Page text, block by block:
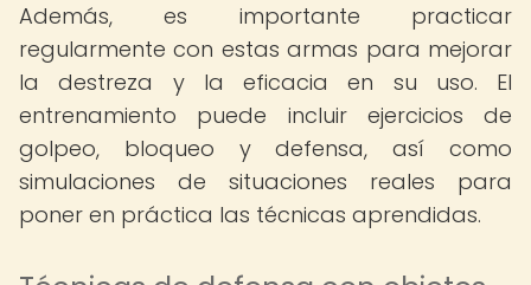
Además, es importante practicar
regularmente con estas armas para mejorar
la destreza y la eficacia en su uso. El
entrenamiento puede incluir ejercicios de
golpeo, bloqueo y defensa, así como
simulaciones de situaciones reales para
poner en práctica las técnicas aprendidas.